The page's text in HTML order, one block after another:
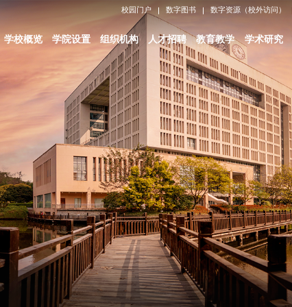
校园门户 数字图书 数字资源（校外访问）
学校概览 学院设置 组织机构 人才招聘 教育教学 学术研究